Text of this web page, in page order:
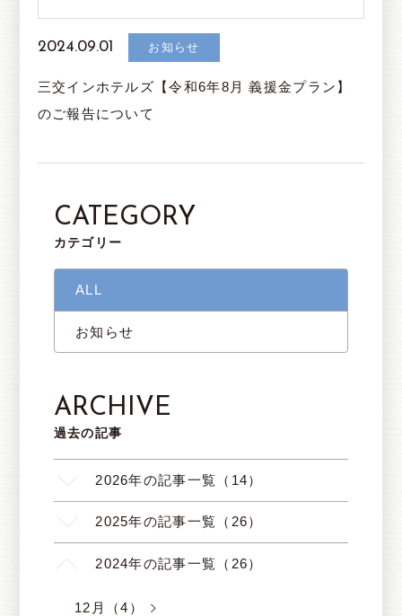
2024.09.01 お知らせ
三交インホテルズ【令和6年8月 義援金プラン】
のご報告について
CATEGORY
カテゴリー
ALL
お知らせ
ARCHIVE
過去の記事
2026年の記事一覧（14）
2025年の記事一覧（26）
2024年の記事一覧（26）
12月（4）